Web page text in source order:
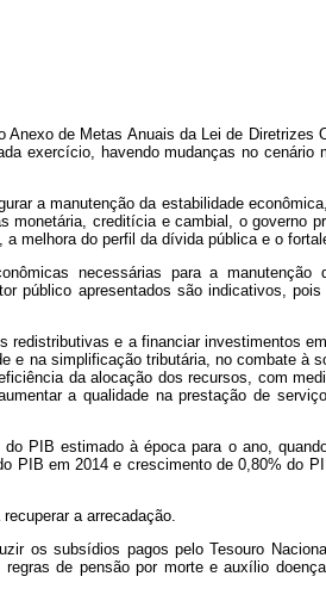
Anexo de Metas Anuais da Lei de Diretrizes
exercício, havendo mudanças no cenário
a manutenção da estabilidade
creditícia e cambial, o governo
melhora do perfil da dívida pública e o
necessárias para a
público apresentados são indicativos,
e a financiar investimentos
e na simplificação tributária, no combate à
da alocação dos recursos, com
a qualidade na prestação de
PIB estimado à época para o ano,
PIB em 2014 e crescimento de 0,80% do
a arrecadação.
os subsídios pagos pelo Tesouro
de pensão por morte e auxílio